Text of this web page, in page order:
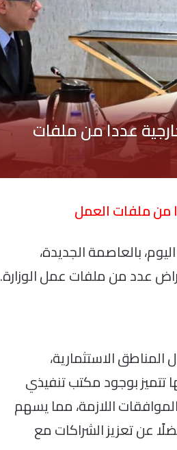
من ملفات العمل
بالعاصمة الجديدة،
عدد من ملفات عمل الوزارة.
المناطق الاستثمارية،
تتميز بوجود مكتب تنفيذي
اللازمة، مما يسهم
عن تعزيز الشراكات مع